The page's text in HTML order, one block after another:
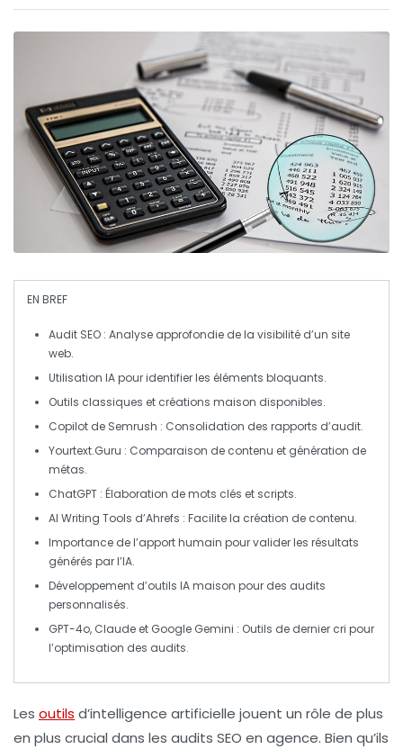
EN BREF
Audit SEO : Analyse approfondie de la visibilité d’un site
web.
Utilisation IApour identifier les éléments bloquants.
Outils classiques et créations maison disponibles.
Copilot de Semrush : Consolidation des rapports d’audit.
Yourtext.Guru : Comparaison de contenu et génération de
métas.
ChatGPT : Élaboration de mots clés et scripts.
AI Writing Tools d’Ahrefs : Facilite la création de contenu.
Importance de l’apport humain pour valider les résultats
générés par l’IA.
Développement d’outils IA maison pour des audits
personnalisés.
GPT-4o, Claude et Google Gemini : Outils de dernier cri pour
l’optimisation des audits.
Les outils d’intelligence artificielle jouent un rôle de plus
en plus crucial dans les audits SEO en agence. Bien qu’ils